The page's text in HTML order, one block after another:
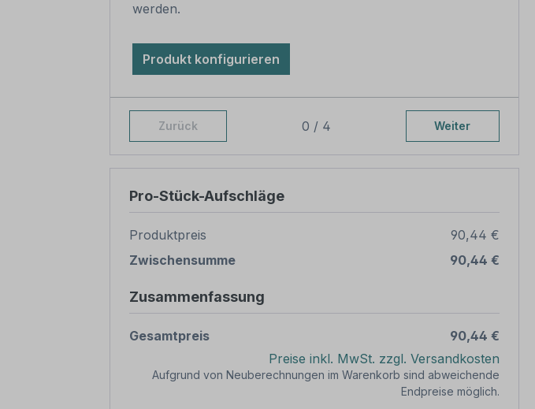
werden.
Produkt konfigurieren
Zurück 0 / 4 Weiter
Pro-Stück-Aufschläge
Produktpreis
90,44 €
Zwischensumme
90,44 €
Zusammenfassung
Gesamtpreis
90,44 €
Preise inkl. MwSt. zzgl. Versandkosten
Aufgrund von Neuberechnungen im Warenkorb sind abweichende
Endpreise möglich.